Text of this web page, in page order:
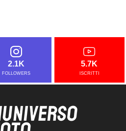
2.1K
FOLLOWERS
5.7K
ISCRITTI